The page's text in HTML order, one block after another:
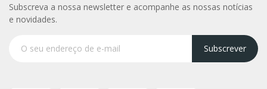
Subscreva a nossa newsletter e acompanhe as nossas notícias
e novidades.
Subscrever